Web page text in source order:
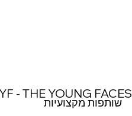
שותפות מקצועיות
- THE YOUNG FACES